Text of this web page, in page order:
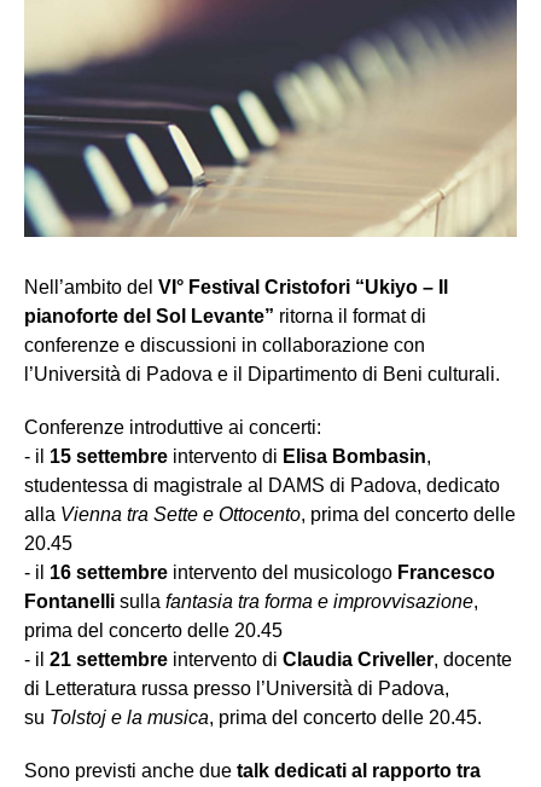
Nell’ambito del VI° Festival Cristofori “Ukiyo – Il
pianoforte del Sol Levante” ritorna il format di
conferenze e discussioni in collaborazione con
l’Università di Padova e il Dipartimento di Beni culturali.
Conferenze introduttive ai concerti:
- il 15 settembre intervento di Elisa Bombasin,
studentessa di magistrale al DAMS di Padova, dedicato
alla Vienna tra Sette e Ottocento, prima del concerto delle
20.45
- il 16 settembre intervento del musicologo Francesco
Fontanelli sulla fantasia tra forma e improvvisazione,
prima del concerto delle 20.45
- il 21 settembre intervento di Claudia Criveller, docente
di Letteratura russa presso l’Università di Padova,
su Tolstoj e la musica, prima del concerto delle 20.45.
Sono previsti anche due talk dedicati al rapporto tra